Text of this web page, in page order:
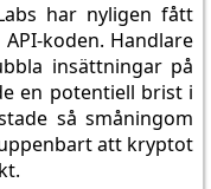
har nyligen fått
koden. Handlare
insättningar på
en potentiell brist i
så småningom
att kryptot